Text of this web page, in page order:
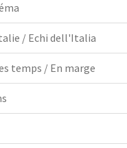
/ Echi dell'Italia
temps / En marge